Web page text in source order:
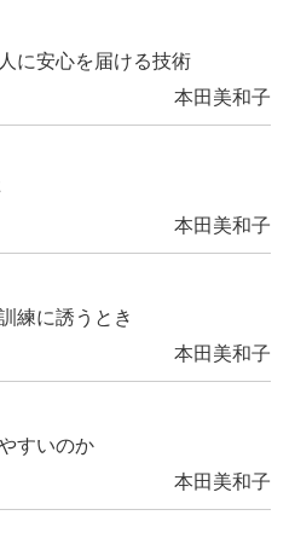
に安心を届ける技術
本田美和子
本田美和子
練に誘うとき
本田美和子
すいのか
本田美和子